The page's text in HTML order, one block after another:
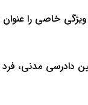
خاصی را عنوان
می باشد و بموجب ماده ١١٥